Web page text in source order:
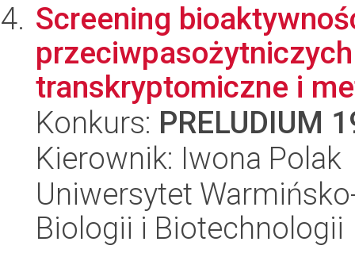
Screening
transkryptomiczne i
Konkurs: PRELUDIUM
Kierownik: Iwona Polak
Uniwersytet
Biologii i Biotechnologii